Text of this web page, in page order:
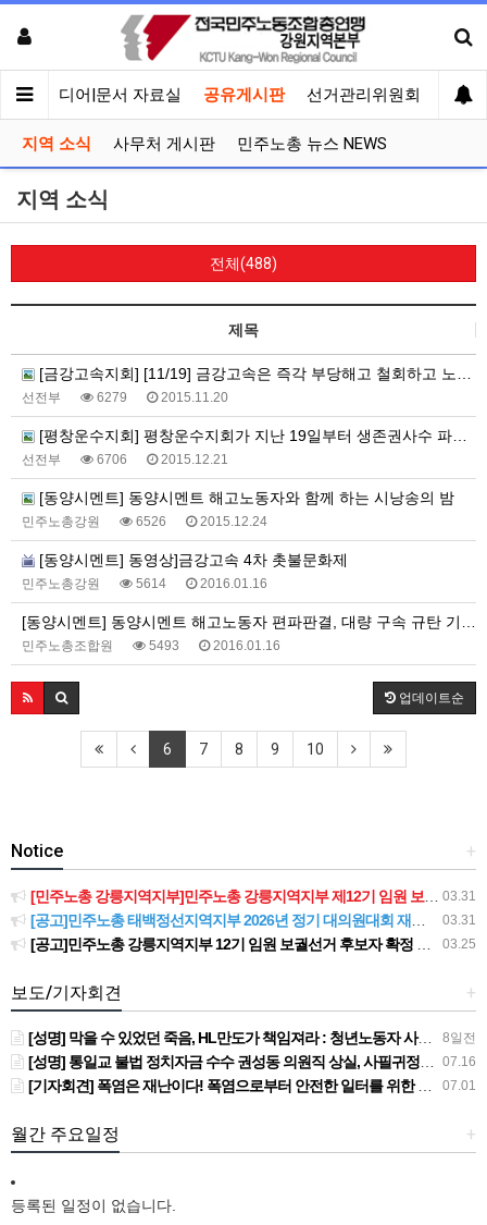
견 미디어|문서 자료실 공유게시판 선거관리위원회
지역 소식 사무처 게시판 민주노총 뉴스 NEWS
지역 소식
전체(488)
제목
[금강고속지회] [11/19] 금강고속은 즉각 부당해고 철회하고 노조탄압을 중단하라!!
선전부 6279 2015.11.20
[평창운수지회] 평창운수지회가 지난 19일부터 생존권사수 파업 투쟁에 돌입했습니다!!
선전부 6706 2015.12.21
[동양시멘트] 동양시멘트 해고노동자와 함께 하는 시낭송의 밤
민주노총강원 6526 2015.12.24
[동양시멘트] 동영상]금강고속 4차 촛불문화제
민주노총강원 5614 2016.01.16
민주노총조합원 5493 2016.01.16
업데이트순
6 7 8 9 10
+
Notice
03.31
[민주노총 강릉지역지부]민주노총 강릉지역지부 제12기 임원 보궐선거결과 공고
03.31
[공고]민주노총 태백정선지역지부 2026년 정기 대의원대회 재소집 건
03.25
[공고]민주노총 강릉지역지부 12기 임원 보궐선거 후보자 확정 공고
+
보도/기자회견
8일전
[성명] 막을 수 있었던 죽음, HL만도가 책임져라 : 청년노동자 사망사고의 철저한 진상규명과 재발방지 대책 마련하라
07.16
[성명] 통일교 불법 정치자금 수수 권성동 의원직 상실, 사필귀정이다
07.01
[기자회견] 폭염은 재난이다! 폭염으로부터 안전한 일터를 위한 민주노총 강원지역본부 폭염감시단 선포 기자회견
+
월간 주요일정
등록된 일정이 없습니다.